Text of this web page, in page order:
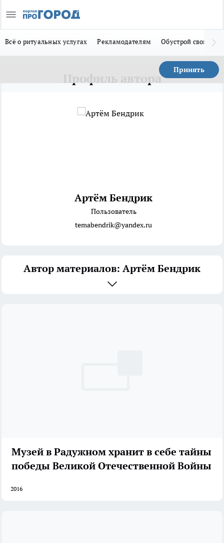
Всё о ритуальных услугах Рекламодателям Обустрой свой дом
Принять
Профиль автора
Артём Бендрик
Пользователь
temabendrik@yandex.ru
Автор материалов: Артём Бендрик
Музей в Радужном хранит в себе тайны
победы Великой Отечественной Войны
2016